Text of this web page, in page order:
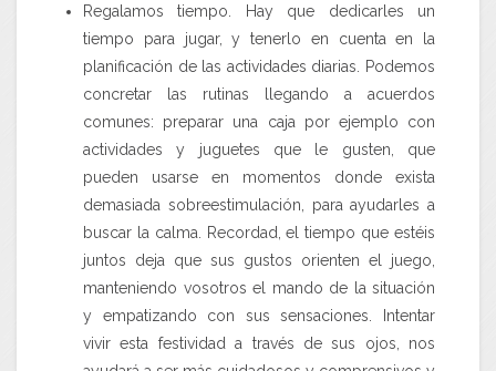
Regalamos tiempo.
Hay que dedicarles un
tiempo para jugar, y tenerlo en cuenta en la
planificación de las actividades diarias. Podemos
concretar las rutinas llegando a acuerdos
comunes: preparar una caja por ejemplo con
actividades y juguetes que le gusten, que
pueden usarse en momentos donde exista
demasiada sobreestimulación, para ayudarles a
buscar la calma. Recordad, el tiempo que estéis
juntos deja que sus gustos orienten el juego,
manteniendo vosotros el mando de la situación
y empatizando con sus sensaciones. Intentar
vivir esta festividad a través de sus ojos, nos